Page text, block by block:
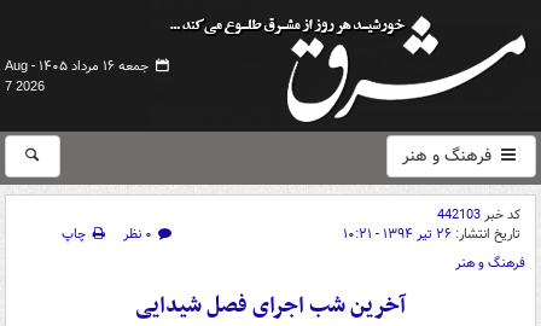
جمعه ۱۶ مرداد ۱۴۰۵ -
Aug
7 2026
فرهنگ و هنر
کد خبر442103
تاریخ انتشار: ۲۶ تیر ۱۳۹۴ - ۱۰:۲۱ ۰ نظر
چاپ
فرهنگ و هنر
آخرین شب اجرای فصل شیدایی‎